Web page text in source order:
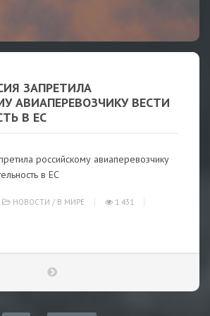
ЗАПРЕТИЛА
АВИАПЕРЕВОЗЧИКУ ВЕСТИ
В ЕС
российскому авиаперевозчику
в ЕС
НОВОСТИ / В МИРЕ
1 431